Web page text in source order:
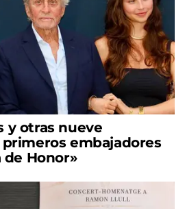
y otras nueve
embajadores
de Honor»